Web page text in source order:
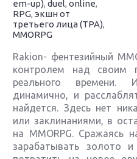
em-up),duel,online,
RPG,экшн от
третьего лица (TPA),
MMORPG
Rakion- фентезийный
контролем над своим
реального времени.
динамично, и
найдется. Здесь нет
или заклинаниями, в
на MMORPG. Сражаясь
зарабатывать золото